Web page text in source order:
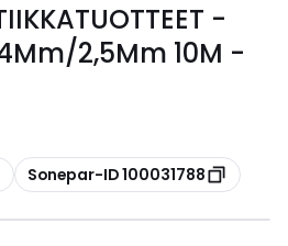
-
2,5Mm 10M -
Kopioi
Sonepar-ID 100031788